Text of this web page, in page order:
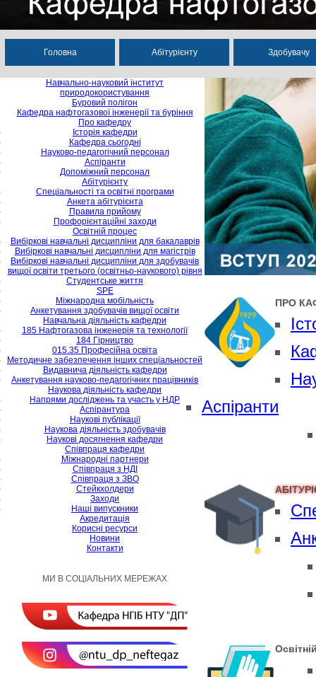
Головна Абітурієнту Здобувачу
Навчально-науковий інститут
природокористування
Буровий полігон
Кафедра нафтогазової інженерії та буріння
Про кафедру
Історія кафедри
Кафедра сьогодні
Науково-педагогічний персонал
Аспіранти
Допоміжний персонал
Абітурієнту
Спеціальності та освітні програми
Анкета абітурієнта
Правила прийому
Профорієнтаційні заходи
Освітній процес
Вибіркові навчальні дисципліни для бакалаврів
Вибіркові навчальні дисципліни для магістрів
Вибіркові навчальні дисципліни для здобувачів
вищої освіти третього (освітньо-наукового) рівня
Студентське життя
SPE
Міжнародна мобільність
Анкетування здобувачів вищої освіти
Навчальна діяльність кафедри
185 Нафтогазова інженерія та технології
184 Гірництво
015.35 Професійна освіта
Методичне забезпечення інших спеціальностей
Видавнича діяльність кафедри
Анкетування науково-педагогічних працівників
Наукова діяльність кафедри
Напрями досліджень та участь у НДР
Аспірантура
Наукові публікації
Наукова діяльність здобувачів
Наукові досягнення кафедри
Співпраця кафедри
Міжнародні партнери
Cпівпраця з НДІ
Cпівпраця з ЗВО
Стейкхолдери
Заходи
Наші випускники
Акредитація
Корисні ресурси
Новини
Контакти
МИ В СОЦІАЛЬНИХ МЕРЕЖАХ
ПРО
Аспіранти